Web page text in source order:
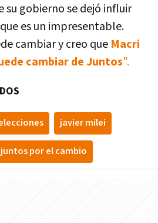
su gobierno se dejó influir
es un impresentable.
cambiar y creo que Macri
cambiar de Juntos".
javier milei
juntos por el cambio